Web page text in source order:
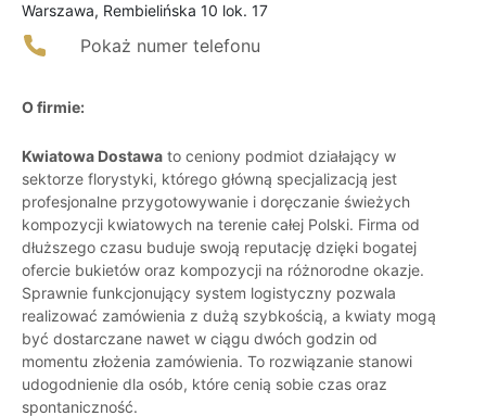
Warszawa, Rembielińska 10 lok. 17
Pokaż numer telefonu
O firmie:
Kwiatowa Dostawa to ceniony podmiot działający w
sektorze florystyki, którego główną specjalizacją jest
profesjonalne przygotowywanie i doręczanie świeżych
kompozycji kwiatowych na terenie całej Polski. Firma od
dłuższego czasu buduje swoją reputację dzięki bogatej
ofercie bukietów oraz kompozycji na różnorodne okazje.
Sprawnie funkcjonujący system logistyczny pozwala
realizować zamówienia z dużą szybkością, a kwiaty mogą
być dostarczane nawet w ciągu dwóch godzin od
momentu złożenia zamówienia. To rozwiązanie stanowi
udogodnienie dla osób, które cenią sobie czas oraz
spontaniczność.